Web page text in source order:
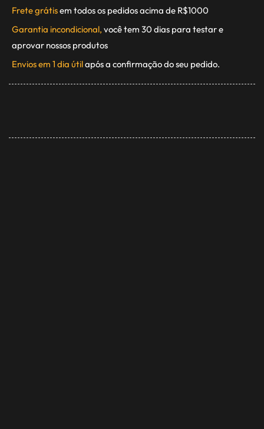
Frete grátisem todos os pedidos acima de R$1000
Garantia incondicional, você tem 30 dias para testar e
aprovar nossos produtos
Envios em 1 dia útilapós a confirmação do seu pedido.